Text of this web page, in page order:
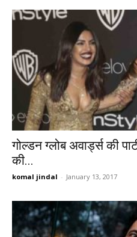
गोल्डन ग्लोब अवार्ड्स की
की...
komal jindal - January 13, 2017